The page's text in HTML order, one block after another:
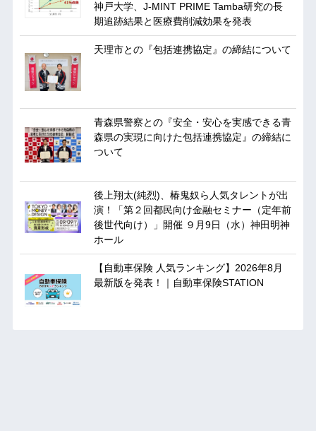
神戸大学、J-MINT PRIME Tamba研究の長
期追跡結果と医療費削減効果を発表
天理市との『包括連携協定』の締結について
青森県警察との『安全・安心を実感できる青
森県の実現に向けた包括連携協定』の締結に
ついて
後上翔太(純烈)、椿鬼奴ら人気タレントが出
演！「第２回都民向け金融セミナー（定年前
後世代向け）」開催 ９月9日（水）神田明神
ホール
【自動車保険 人気ランキング】2026年8月
最新版を発表！｜自動車保険STATION